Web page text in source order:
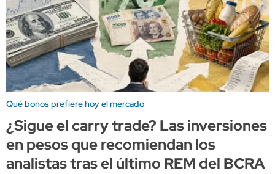
Qué bonos prefiere hoy el mercado
¿Sigue el carry trade? Las inversiones
en pesos que recomiendan los
analistas tras el último REM del BCRA